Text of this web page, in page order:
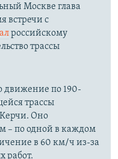
Москве глава
встречи с
российскому
трассы
движение по 190-
трассы
Оно
– по одной в каждом
в 60 км/ч из-за
работ.